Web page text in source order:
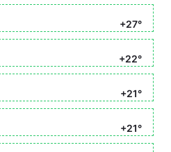
+27°
+22°
+21°
+21°